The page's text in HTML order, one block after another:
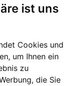
ist uns
Cookies und
um Ihnen ein
zu
die Sie
sumzug
Liezen